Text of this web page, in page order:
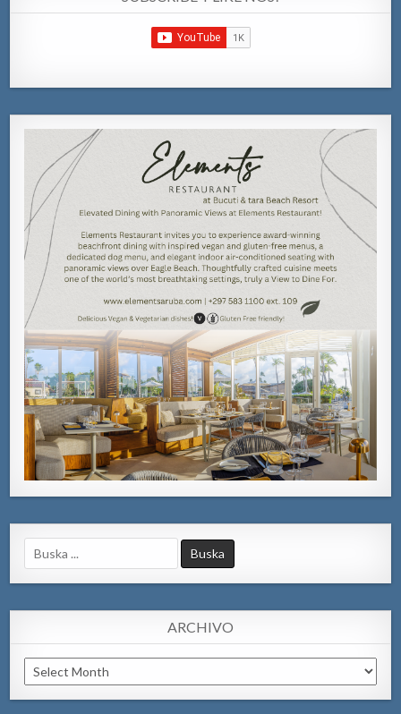
Search
for:
ARCHIVO
Archivo